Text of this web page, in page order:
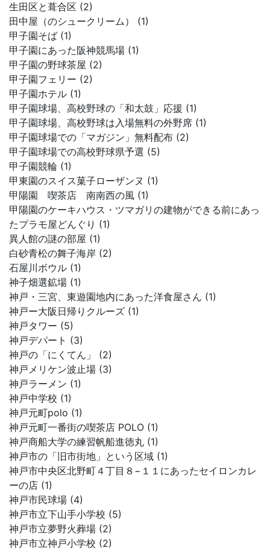
生田区と葺合区 (2)
田中屋（のシュークリーム） (1)
甲子園そば (1)
甲子園にあった阪神競馬場 (1)
甲子園の野球茶屋 (2)
甲子園フェリー (2)
甲子園ホテル (1)
甲子園球場、高校野球の「和太鼓」応援 (1)
甲子園球場、高校野球は入場無料の外野席 (1)
甲子園球場での「マガジン」無料配布 (2)
甲子園球場での高校野球県予選 (5)
甲子園競輪 (1)
甲東園のスイス菓子ローザンヌ (1)
甲陽園 喫茶店 南南西の風 (1)
甲陽園のケーキハウス・ツマガリの建物ができる前にあっ
たプラモ屋どんぐり (1)
異人館の謎の部屋 (1)
白砂青松の舞子海岸 (2)
石屋川ボウル (1)
神子畑選鉱場 (1)
神戸・三宮、東遊園地内にあった洋食屋さん (1)
神戸ー大阪日帰りクルーズ (1)
神戸タワー (5)
神戸デパート (3)
神戸の「にくてん」 (2)
神戸メリケン波止場 (3)
神戸ラーメン (1)
神戸中学校 (1)
神戸元町polo (1)
神戸元町一番街の喫茶店 POLO (1)
神戸商船大学の練習帆船進徳丸 (1)
神戸市の「旧市街地」という区域 (1)
神戸市中央区北野町４丁目８−１１にあったセイロンカレ
ーの店 (1)
神戸市民球場 (4)
神戸市立下山手小学校 (5)
神戸市立夢野火葬場 (2)
神戸市立神戸小学校 (2)